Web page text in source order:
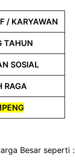
/ KARYAWAN
TAHUN
SOSIAL
RAGA
Besar seperti :